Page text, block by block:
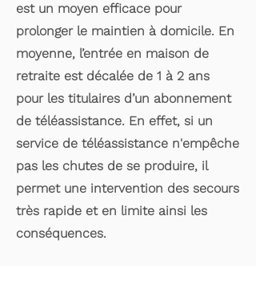
est un moyen efficace pour
prolonger le maintien à domicile. En
moyenne, l’entrée en maison de
retraite est décalée de 1 à 2 ans
pour les titulaires d’un abonnement
de téléassistance. En effet, si un
service de téléassistance n'empêche
pas les chutes de se produire, il
permet une intervention des secours
très rapide et en limite ainsi les
conséquences.